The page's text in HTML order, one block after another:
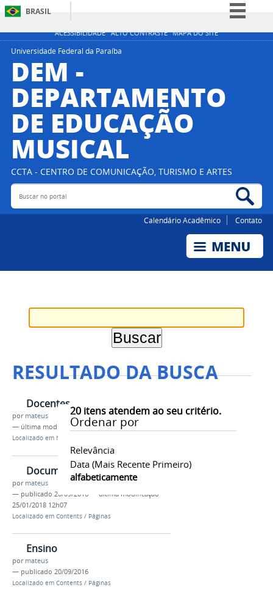
ACESSIBILIDADE ALTO CONTRASTE MAPA DO SITE
BRASIL
Simplifique!
Acesso à informação
Legislação
Canais
Universidade Federal da Paraíba
DEM -
DEPARTAMENTO
DE EDUCAÇÃO
MUSICAL
CCTA - CENTRO DE COMUNICAÇÃO, TURISMO E ARTES
Buscar no portal
Calendário Acadêmico Contato
RESULTADO DA BUSCA
20itens atendem ao seu critério.
Ordenar por
Relevância
Data (mais Recente Primeiro)
alfabeticamente
Docentes
por mateus
— última modificação20/09/2016 09h42
Localizado em Navegação
Documentos
por mateus
— publicado 20/09/2016
última modificação
25/01/2018 12h07
Localizado em Contents / Páginas
Ensino
por mateus
— publicado 20/09/2016
Localizado em Contents / Páginas